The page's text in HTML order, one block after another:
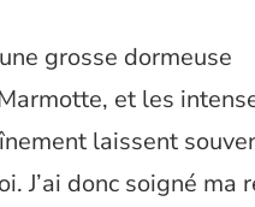
grosse dormeuse
et les
laissent
J’ai donc soigné ma